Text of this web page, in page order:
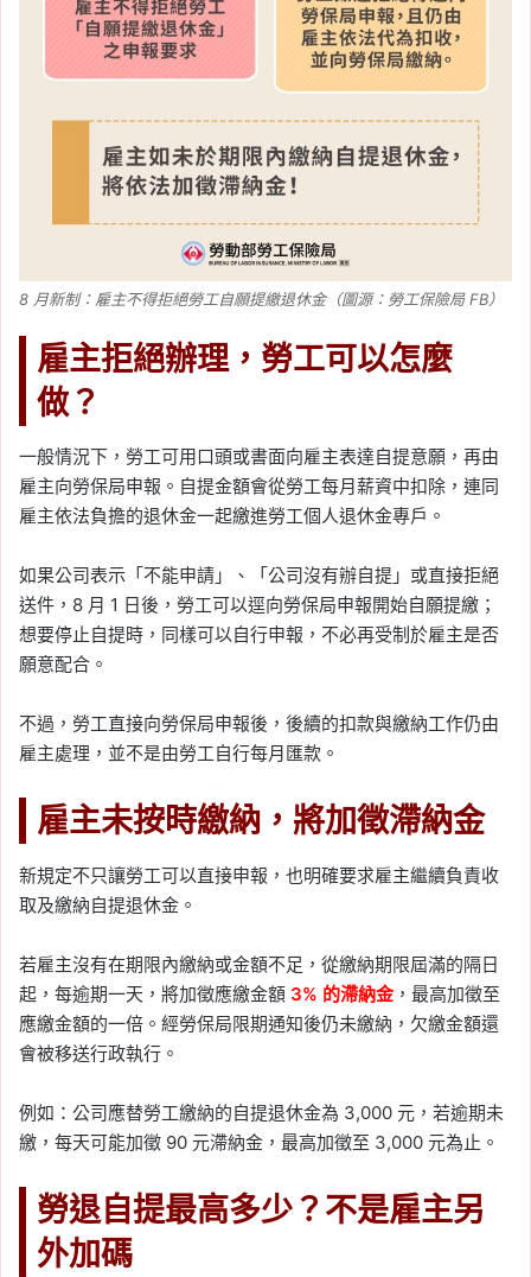
8 月新制：雇主不得拒絕勞工自願提繳退休金（圖源：勞工保險局 FB）
雇主拒絕辦理，勞工可以怎麼
做？
一般情況下，勞工可用口頭或書面向雇主表達自提意願，再由
雇主向勞保局申報。自提金額會從勞工每月薪資中扣除，連同
雇主依法負擔的退休金一起繳進勞工個人退休金專戶。
如果公司表示「不能申請」、「公司沒有辦自提」或直接拒絕
送件，8 月 1 日後，勞工可以逕向勞保局申報開始自願提繳；
想要停止自提時，同樣可以自行申報，不必再受制於雇主是否
願意配合。
不過，勞工直接向勞保局申報後，後續的扣款與繳納工作仍由
雇主處理，並不是由勞工自行每月匯款。
雇主未按時繳納，將加徵滯納金
新規定不只讓勞工可以直接申報，也明確要求雇主繼續負責收
取及繳納自提退休金。
若雇主沒有在期限內繳納或金額不足，從繳納期限屆滿的隔日
起，每逾期一天，將加徵應繳金額 3% 的滯納金，最高加徵至
應繳金額的一倍。經勞保局限期通知後仍未繳納，欠繳金額還
會被移送行政執行。
例如：公司應替勞工繳納的自提退休金為 3,000 元，若逾期未
繳，每天可能加徵 90 元滯納金，最高加徵至 3,000 元為止。
勞退自提最高多少？不是雇主另
外加碼